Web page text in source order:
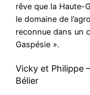
rêve que la Haute-
le domaine de
reconnue dans un
Gaspésie ».
Vicky et Philippe
Bélier